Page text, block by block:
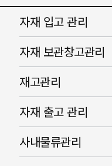
자재 입고 관리
자재 보관창고관리
재고관리
자재 출고 관리
사내물류관리